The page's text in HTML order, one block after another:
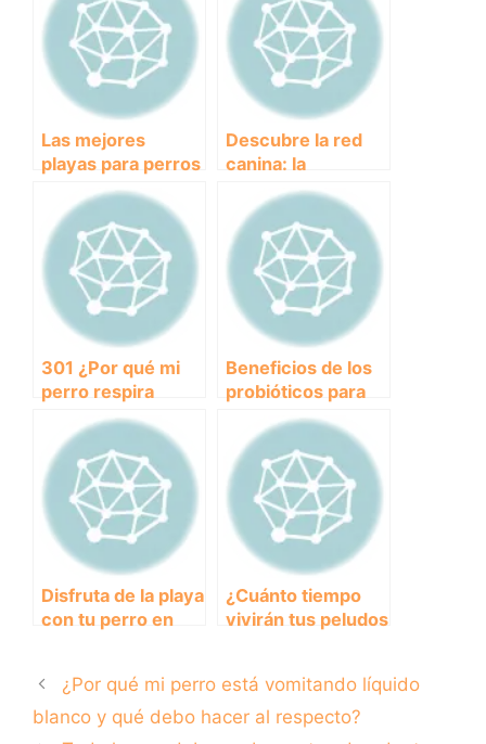
Las mejores
playas para perros
en Valencia:
Diversión acuática
para tu mascota
Descubre la red
canina: la
comunidad online
para dueños de
perros
301 ¿Por qué mi
perro respira
rápido? Descubre
las causas y cómo
tratarlo
Beneficios de los
probióticos para
perros: Mejora la
salud intestinal y
fortalece el
sistema
inmunológico
Disfruta de la playa
con tu perro en
recomendaciones
¿Cuánto tiempo
vivirán tus peludos
perros y cómo
cuidar de ellos
adecuadamente.
¿Por qué mi perro está vomitando líquido
blanco y qué debo hacer al respecto?